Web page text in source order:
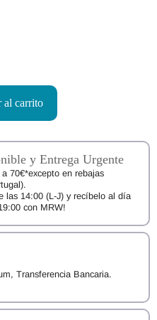
al carrito
y Entrega Urgente
70€*excepto en rebajas
las 14:00 (L-J) y recíbelo al día
con MRW!
Transferencia Bancaria.